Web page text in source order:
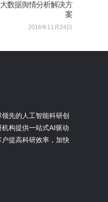
大数据舆情分析解决方
案
2016年11月24日
先的人工智能科研创
构提供一站式AI驱动
提高科研效率，加快